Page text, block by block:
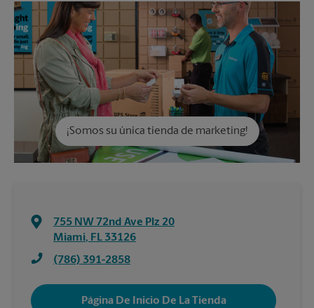
¡Somos su única tienda de marketing!
755 NW 72nd Ave Plz 20
Miami, FL 33126
(786) 391-2858
Página De Inicio De La Tienda